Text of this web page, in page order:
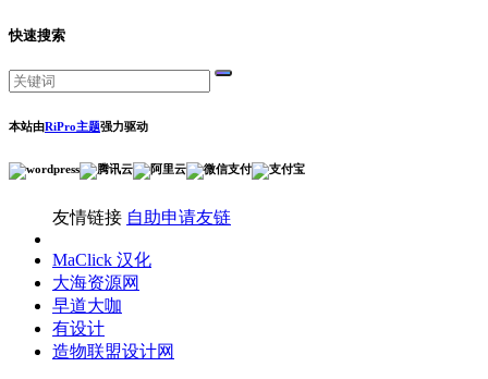
快速搜索
本站由RiPro主题强力驱动
友情链接 自助申请友链
MaClick 汉化
大海资源网
早道大咖
有设计
造物联盟设计网